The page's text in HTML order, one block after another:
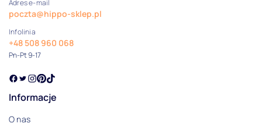
Adres e-mail
poczta@hippo-sklep.pl
Infolinia
+48 508 960 068
Pn-Pt 9-17
Informacje
O nas